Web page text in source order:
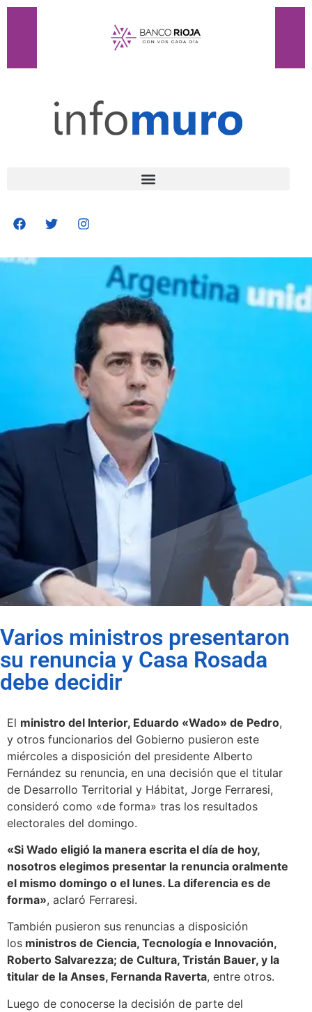
Varios ministros presentaron
su renuncia y Casa Rosada
debe decidir
El ministro del Interior, Eduardo «Wado» de Pedro,
y otros funcionarios del Gobierno pusieron este
miércoles a disposición del presidente Alberto
Fernández su renuncia, en una decisión que el titular
de Desarrollo Territorial y Hábitat, Jorge Ferraresi,
consideró como «de forma» tras los resultados
electorales del domingo.
«Si Wado eligió la manera escrita el día de hoy,
nosotros elegimos presentar la renuncia oralmente
el mismo domingo o el lunes. La diferencia es de
forma», aclaró Ferraresi.
También pusieron sus renuncias a disposición
los ministros de Ciencia, Tecnología e Innovación,
Roberto Salvarezza; de Cultura, Tristán Bauer, y la
titular de la Anses, Fernanda Raverta, entre otros.
Luego de conocerse la decisión de parte del